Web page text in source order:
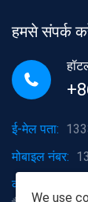
हमसे संपर्क
ई-मेल पता:
मोबाइल नंबर:
कंपनी का पता:
We use